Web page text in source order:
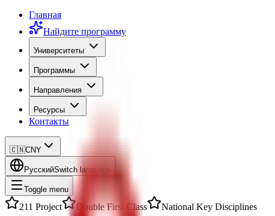
Главная
Найдите программу
Университеты
Программы
Направления
Ресурсы
Контакты
🇨🇳CNY
РусскийSwitch language
Toggle menu
211 Project Double First-Class National Key Disciplines